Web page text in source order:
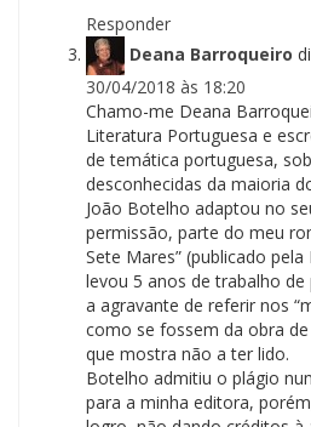
Responder
Deana Barroqueiro
30/04/2018 às 18:20
Chamo-me Deana
Literatura Portuguesa e
de temática portuguesa,
desconhecidas da maioria
João Botelho adaptou no
permissão, parte do meu
Sete Mares” (publicado
levou 5 anos de trabalho de
a agravante de referir nos
como se fossem da obra
que mostra não a ter lido.
Botelho admitiu o plágio
para a minha editora,